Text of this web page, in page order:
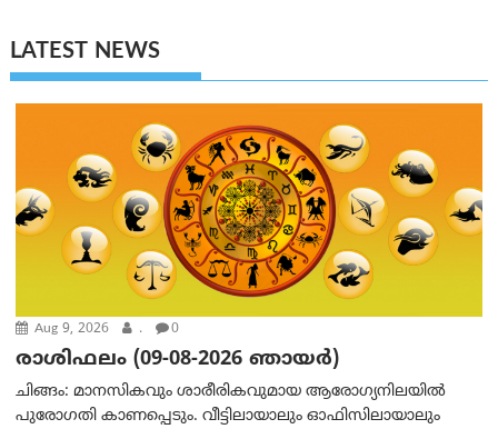
LATEST NEWS
Aug 9, 2026 . 0
രാശിഫലം (09-08-2026 ഞായര്‍)
ചിങ്ങം: മാനസികവും ശാരീരികവുമായ ആരോഗ്യനിലയിൽ
പുരോഗതി കാണപ്പെടും. വീട്ടിലായാലും ഓഫിസിലായാലും